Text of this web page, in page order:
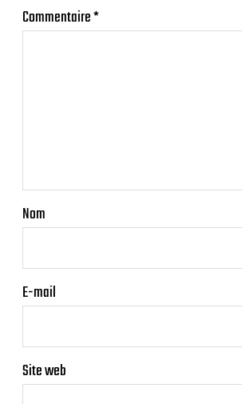
Commentaire*
Nom
E-mail
Site web